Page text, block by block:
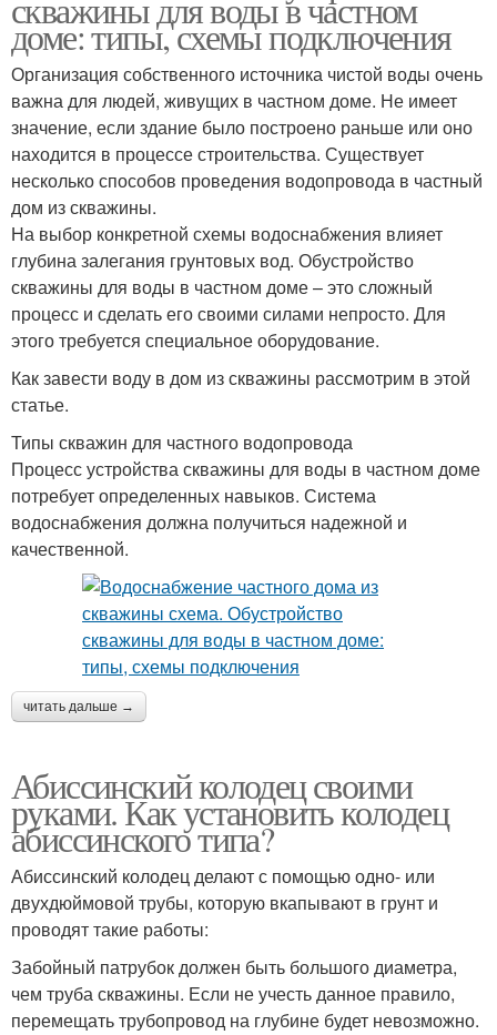
доме: типы, схемы подключения
Организация собственного источника чистой воды очень
важна для людей, живущих в частном доме. Не имеет
значение, если здание было построено раньше или оно
находится в процессе строительства. Существует
несколько способов проведения водопровода в частный
дом из скважины.
На выбор конкретной схемы водоснабжения влияет
глубина залегания грунтовых вод. Обустройство
скважины для воды в частном доме – это сложный
процесс и сделать его своими силами непросто. Для
этого требуется специальное оборудование.
Как завести воду в дом из скважины рассмотрим в этой
статье.
Типы скважин для частного водопровода
Процесс устройства скважины для воды в частном доме
потребует определенных навыков. Система
водоснабжения должна получиться надежной и
качественной.
читать дальше →
Абиссинский колодец своими
руками. Как установить колодец
абиссинского типа?
Абиссинский колодец делают с помощью одно- или
двухдюймовой трубы, которую вкапывают в грунт и
проводят такие работы:
Забойный патрубок должен быть большого диаметра,
чем труба скважины. Если не учесть данное правило,
перемещать трубопровод на глубине будет невозможно.